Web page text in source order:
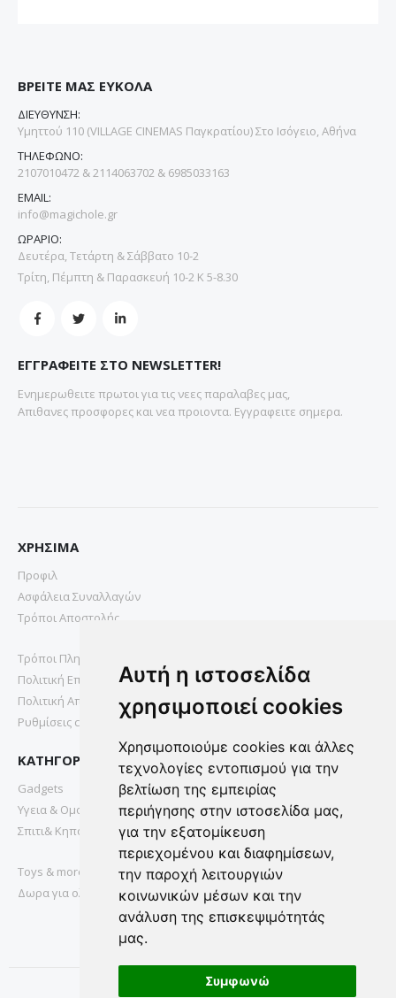
Αυτή η ιστοσελίδα
χρησιμοποιεί cookies
Χρησιμοποιούμε cookies και άλλες
τεχνολογίες εντοπισμού για την
βελτίωση της εμπειρίας
περιήγησης στην ιστοσελίδα μας,
για την εξατομίκευση
περιεχομένου και διαφημίσεων,
την παροχή λειτουργιών
κοινωνικών μέσων και την
ανάλυση της επισκεψιμότητάς
μας.
Συμφωνώ
ΒΡΕΙΤΕ ΜΑΣ ΕΥΚΟΛΑ
ΔΙΕΥΘΥΝΣΗ:
Υμηττού 110 (VILLAGE CINEMAS Παγκρατίου) Στο Ισόγειο, Αθήνα
ΤΗΛΕΦΩΝΟ:
2107010472 & 2114063702 & 6985033163
EMAIL:
info@magichole.gr
ΩΡΑΡΙΟ:
Δευτέρα, Τετάρτη & Σάββατο 10-2
Τρίτη, Πέμπτη & Παρασκευή 10-2 Κ 5-8.30
ΕΓΓΡΑΦΕΙΤΕ ΣΤΟ NEWSLETTER!
Ενημερωθειτε πρωτοι για τις νεες παραλαβες μας,
Απιθανες προσφορες και νεα προιοντα. Εγγραφειτε σημερα.
ΧΡΗΣΙΜΑ
Προφιλ
Ασφάλεια Συναλλαγών
Τρόποι Αποστολής
Τρόποι Πληρωμής
Πολιτική Επιστροφών
Πολιτική Απορρήτου
Ρυθμίσεις cookies
ΚΑΤΗΓΟΡΙΕΣ
Gadgets
Υγεια & Ομορφια
Σπιτι& Κηπος
Toys & more
Δωρα για ολους